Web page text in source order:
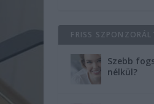
FRISS
Szebb
nélkül?